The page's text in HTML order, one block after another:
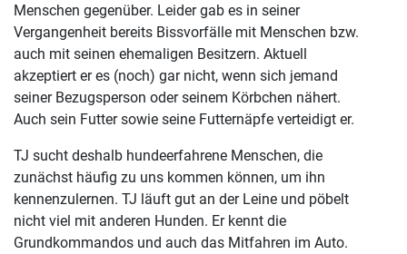
Menschen gegenüber. Leider gab es in seiner
Vergangenheit bereits Bissvorfälle mit Menschen bzw.
auch mit seinen ehemaligen Besitzern. Aktuell
akzeptiert er es (noch) gar nicht, wenn sich jemand
seiner Bezugsperson oder seinem Körbchen nähert.
Auch sein Futter sowie seine Futternäpfe verteidigt er.
TJ sucht deshalb hundeerfahrene Menschen, die
zunächst häufig zu uns kommen können, um ihn
kennenzulernen. TJ läuft gut an der Leine und pöbelt
nicht viel mit anderen Hunden. Er kennt die
Grundkommandos und auch das Mitfahren im Auto.